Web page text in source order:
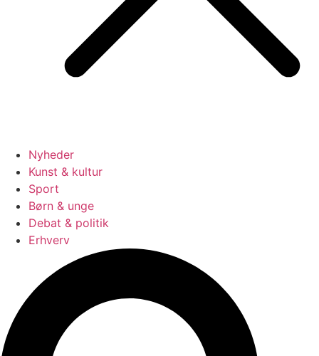
Nyheder
Kunst & kultur
Sport
Børn & unge
Debat & politik
Erhverv